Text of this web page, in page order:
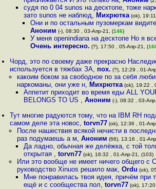
судя по 0 04 sunos на десктопе, тоже
зато sunos не наблюд, Михрютка(ok),
Они и по остальным пузомеркам
Аноним (-), 08:30 , 03-Апр-21, (146)
У меня openindiana на десктопе Но я
Очень интересно. (?), 17:50 , 05-Апр-21, (
Чорд, это по своему даже прекрасно
используется в тяжбах ЗА, пох. (?), 12:29 , 01-
какоим боком за свободное по за себя
наркоманы, они уже н, Михрютка(ok), 19:22 ,
Аппетит приходит во время еды ALL
BELONGS TO US , Аноним (-), 08:32 , 03-
Тут многие радуются тому, что на IBM RH
самом деле эта новос,torvn77 (ok), 12:36 , 01-
После нашествия всякой нечисти в
раз подумаешь а м, Аноним (66), 13:16 , 01-
Да ладно, обычная же делёжка, с той
открытая , torvn77(ok), 16:32 , 01-Апр-21, (103)
Или это вообще не имеет ничего общего с
руководство Xinuos решило мак, Ordu (ok),
Мне понравилась твоя идея, причём при
ещё и с сообщества пол, torvn77(ok), 17:20